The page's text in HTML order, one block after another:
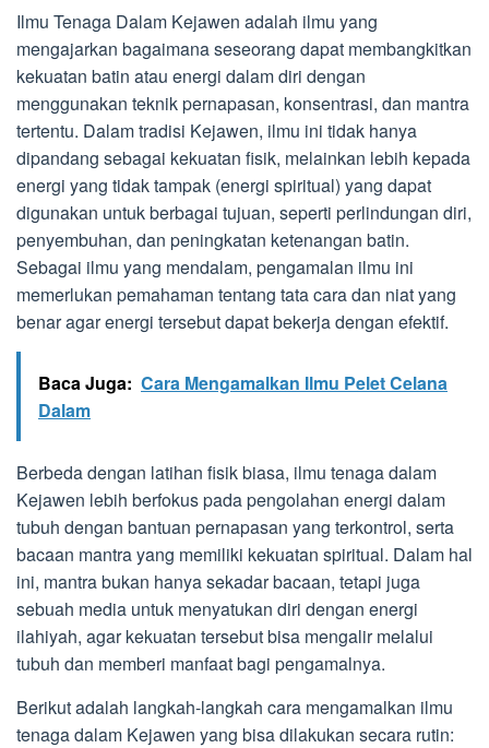
Ilmu Tenaga Dalam Kejawen adalah ilmu yang
mengajarkan bagaimana seseorang dapat membangkitkan
kekuatan batin atau energi dalam diri dengan
menggunakan teknik pernapasan, konsentrasi, dan mantra
tertentu. Dalam tradisi Kejawen, ilmu ini tidak hanya
dipandang sebagai kekuatan fisik, melainkan lebih kepada
energi yang tidak tampak (energi spiritual) yang dapat
digunakan untuk berbagai tujuan, seperti perlindungan diri,
penyembuhan, dan peningkatan ketenangan batin.
Sebagai ilmu yang mendalam, pengamalan ilmu ini
memerlukan pemahaman tentang tata cara dan niat yang
benar agar energi tersebut dapat bekerja dengan efektif.
Baca Juga: Cara Mengamalkan Ilmu Pelet Celana
Dalam
Berbeda dengan latihan fisik biasa, ilmu tenaga dalam
Kejawen lebih berfokus pada pengolahan energi dalam
tubuh dengan bantuan pernapasan yang terkontrol, serta
bacaan mantra yang memiliki kekuatan spiritual. Dalam hal
ini, mantra bukan hanya sekadar bacaan, tetapi juga
sebuah media untuk menyatukan diri dengan energi
ilahiyah, agar kekuatan tersebut bisa mengalir melalui
tubuh dan memberi manfaat bagi pengamalnya.
Berikut adalah langkah-langkah cara mengamalkan ilmu
tenaga dalam Kejawen yang bisa dilakukan secara rutin: